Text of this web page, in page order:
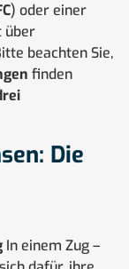
) oder einer
über
beachten Sie,
finden
Die
In einem Zug –